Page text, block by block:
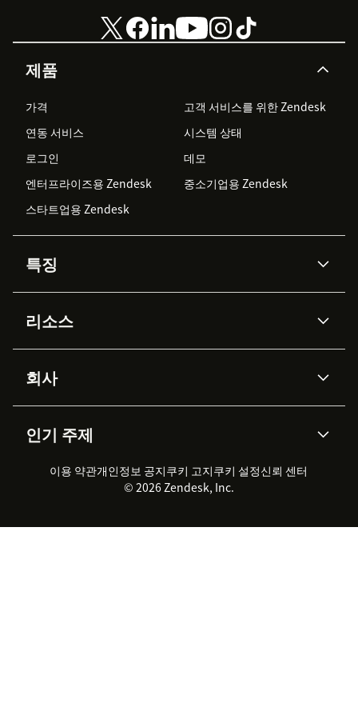
제품
가격
고객 서비스를 위한 Zendesk
연동 서비스
시스템 상태
로그인
데모
엔터프라이즈용 Zendesk
중소기업용 Zendesk
스타트업용 Zendesk
특징
Zendesk AI
Advanced Data Privacy &
Protection
지식창고
워크포스 관리
실시간 채팅
클라이언트 포털
리소스
API & 개발자
AI 리서치
이벤트 & 웨비나
고객 사례
회사
채용 정보
지속 가능성 보고서
Zendesk Foundation
법적 정보
인기 주제
2026 CX 트렌드
제품 업데이트
고객 서비스 소프트웨어
헬프 데스크 통합 티켓 관리 소
이용 약관개인정보 공지쿠키 고지쿠키 설정신뢰 센터
© 2026 Zendesk, Inc.